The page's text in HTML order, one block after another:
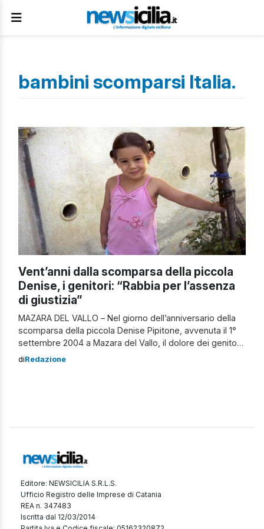
bambini scomparsi Italia.
Vent’anni dalla scomparsa della piccola
Denise, i genitori: “Rabbia per l’assenza
di giustizia”
MAZARA DEL VALLO – Nel giorno dell’anniversario della
scomparsa della piccola Denise Pipitone, avvenuta il 1°
settembre 2004 a Mazara del Vallo, il dolore dei genitori
si rinnova, alimentato dall’assenza di risposte e giustizia.
diRedazione
Editore: NEWSICILIA S.R.L.S.
Ufficio Registro delle Imprese di Catania
REA n. 347483
Iscritta dal 12/03/2014